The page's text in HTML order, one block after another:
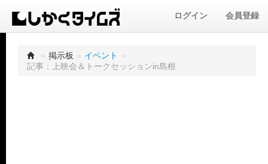
ログイン 会員登録
» 掲示板 » イベント »
記事：上映会＆トークセッションin島根